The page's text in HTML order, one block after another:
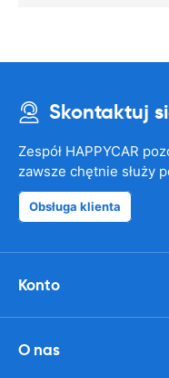
Skontaktuj
Zespół HAPPYCAR
zawsze chętnie służy
Obsługa klienta
Konto
O nas